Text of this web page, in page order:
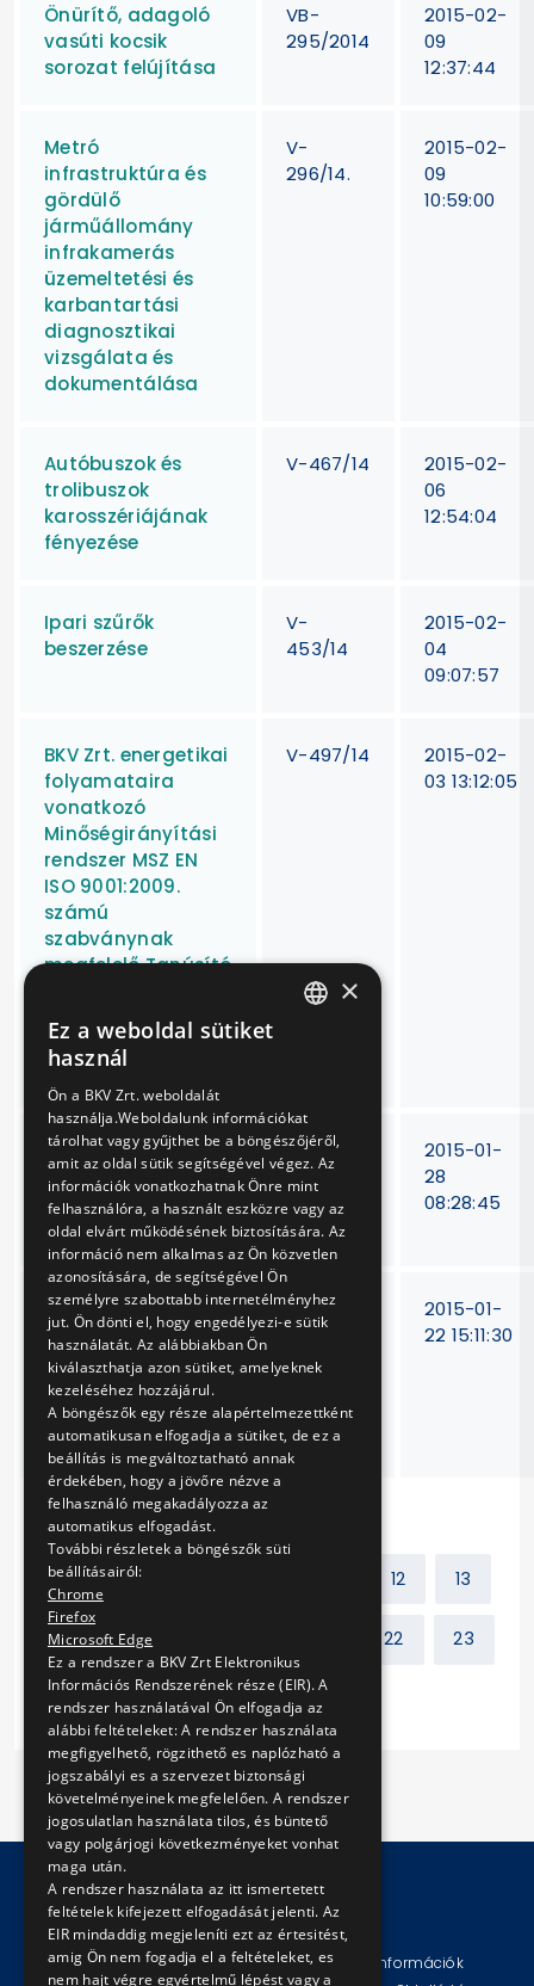
Önürítő, adagoló
vasúti kocsik
sorozat felújítása
VB-
295/2014
2015-02-
09
12:37:44
Metró
infrastruktúra és
gördülő
járműállomány
infrakamerás
üzemeltetési és
karbantartási
diagnosztikai
vizsgálata és
dokumentálása
V-
296/14.
2015-02-
09
10:59:00
Autóbuszok és
trolibuszok
karosszériájának
fényezése
V-467/14
2015-02-
06
12:54:04
Ipari szűrők
beszerzése
V-
453/14
2015-02-
04
09:07:57
BKV Zrt. energetikai
folyamataira
vonatkozó
Minőségirányítási
rendszer MSZ EN
ISO 9001:2009.
számú
szabványnak
megfelelő Tanúsító
kettő éven
keresztüli
felügyeleti auditja
V-497/14
2015-02-
03 13:12:05
Epoxigyanta alapú
kiöntő-
ragasztóhabarcs
beszerzése
BKV Zrt.
V-110/14
2015-01-
28
08:28:45
Vasúti járművekkel
kapcsolatos
műszaki ajánlatok
és műszaki
dokumentáció
értékelése
V-437/14
2015-01-
22 15:11:30
Előző 12 13
14 15 22 23
Következő
© Copyright 2026 BKV Zrt.
Impresszum Jogi nyilatkozat
Technikai információk
×
Ez a weboldal sütiket
használ
Ön a BKV Zrt. weboldalát
használja.Weboldalunk információkat
tárolhat vagy gyűjthet be a böngészőjéről,
amit az oldal sütik segítségével végez. Az
információk vonatkozhatnak Önre mint
felhasználóra, a használt eszközre vagy az
oldal elvárt működésének biztosítására. Az
információ nem alkalmas az Ön közvetlen
azonosítására, de segítségével Ön
személyre szabottabb internetélményhez
jut. Ön dönti el, hogy engedélyezi-e sütik
használatát. Az alábbiakban Ön
kiválaszthatja azon sütiket, amelyeknek
kezeléséhez hozzájárul.
A böngészők egy része alapértelmezettként
automatikusan elfogadja a sütiket, de ez a
beállítás is megváltoztatható annak
érdekében, hogy a jövőre nézve a
felhasználó megakadályozza az
automatikus elfogadást.
További részletek a böngészők süti
beállításairól:
Chrome
Firefox
Microsoft Edge
Ez a rendszer a BKV Zrt Elektronikus
Információs Rendszerének része (EIR). A
rendszer használatával Ön elfogadja az
alábbi feltételeket: A rendszer használata
megfigyelhető, rögzithető es naplózható a
jogszabályi es a szervezet biztonsági
követelményeinek megfelelően. A rendszer
jogosulatlan használata tilos, és büntető
vagy polgárjogi következményeket vonhat
maga után.
A rendszer használata az itt ismertetett
feltételek kifejezett elfogadását jelenti. Az
EIR mindaddig megjeleníti ezt az értesitést,
amig Ön nem fogadja el a feltételeket, es
nem hajt végre egyértelmű lépést vagy a